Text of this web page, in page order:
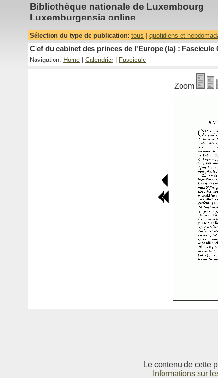
Bibliothèque nationale de Luxembourg
Luxemburgensia online
Sélection du type de publication: tous quotidiens et
Clef du cabinet des princes de l'Europe (la) : Fascicule
Navigation: Home Calendrier Fascicule
Zoom
Le contenu de cette
Informations sur